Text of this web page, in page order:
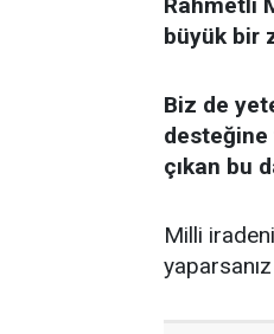
büyük bir
Biz de
desteğine
çıkan bu
Milli